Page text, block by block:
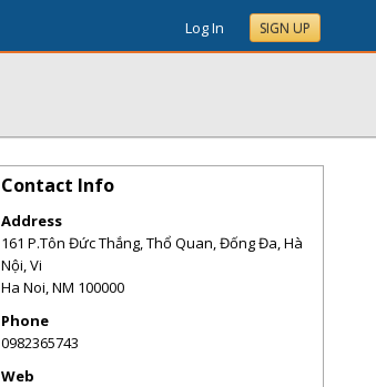
Log In SIGN UP
Contact Info
Address
161 P.Tôn Đức Thắng, Thổ Quan, Đống Đa, Hà
Nội, Vi
Ha Noi,NM 100000
Phone
0982365743
Web